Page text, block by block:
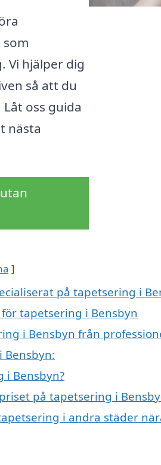
Vi hjälper dig
så att du
oss guida
nästa
på tapetsering i
tapetsering i Bensbyn
i Bensbyn från
Bensbyn:
i Bensbyn?
på tapetsering i
i andra städer